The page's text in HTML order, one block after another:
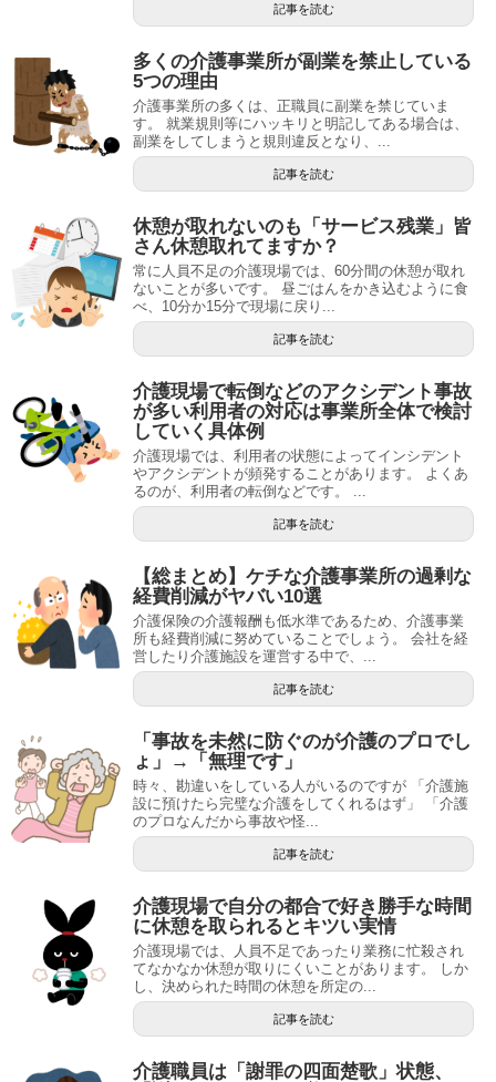
記事を読む
多くの介護事業所が副業を禁止している
5つの理由
介護事業所の多くは、正職員に副業を禁じていま
す。 就業規則等にハッキリと明記してある場合は、
副業をしてしまうと規則違反となり、...
記事を読む
休憩が取れないのも「サービス残業」皆
さん休憩取れてますか？
常に人員不足の介護現場では、60分間の休憩が取れ
ないことが多いです。 昼ごはんをかき込むように食
べ、10分か15分で現場に戻り...
記事を読む
介護現場で転倒などのアクシデント事故
が多い利用者の対応は事業所全体で検討
していく具体例
介護現場では、利用者の状態によってインシデント
やアクシデントが頻発することがあります。 よくあ
るのが、利用者の転倒などです。 ...
記事を読む
【総まとめ】ケチな介護事業所の過剰な
経費削減がヤバい10選
介護保険の介護報酬も低水準であるため、介護事業
所も経費削減に努めていることでしょう。 会社を経
営したり介護施設を運営する中で、...
記事を読む
「事故を未然に防ぐのが介護のプロでし
ょ」→「無理です」
時々、勘違いをしている人がいるのですが 「介護施
設に預けたら完璧な介護をしてくれるはず」 「介護
のプロなんだから事故や怪...
記事を読む
介護現場で自分の都合で好き勝手な時間
に休憩を取られるとキツい実情
介護現場では、人員不足であったり業務に忙殺され
てなかなか休憩が取りにくいことがあります。 しか
し、決められた時間の休憩を所定の...
記事を読む
介護職員は「謝罪の四面楚歌」状態、